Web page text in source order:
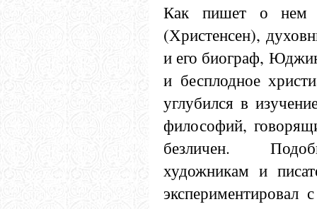
Как пишет о нем
(Христенсен),
и его биограф,
и бесплодное
углубился в
философий,
безличен.
художникам и
экспериментировал